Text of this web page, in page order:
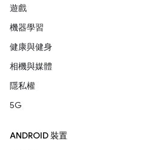
遊戲
機器學習
健康與健身
相機與媒體
隱私權
5G
ANDROID 裝置